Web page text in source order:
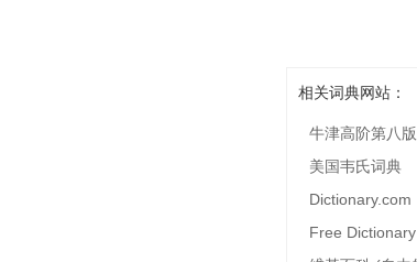
相关词典网站：
牛津高阶第八版
美国韦氏词典
Dictionary.com
Free Dictionary